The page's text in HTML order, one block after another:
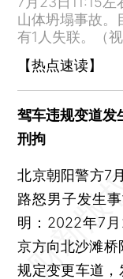
“拉姆被烧伤致
白宫医生：拜
7月22日北京新
山体坍塌事故。
有1人失联。（
【热点速读】
驾车违规变道发
刑拘
北京朝阳警方7
路怒男子发生
明：2022年7
京方向北沙滩桥
规定变更车道